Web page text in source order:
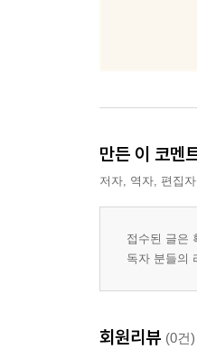
만든 이 코멘
저자, 역자, 편집
접수된 글은
독자 분들의
회원리뷰 (0건)